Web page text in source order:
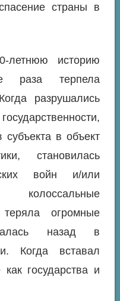
страны в
летнюю историю
раза терпела
разрушались
в объект
становилась
войн и/или
колоссальные
огромные
назад в
Когда вставал
государства и